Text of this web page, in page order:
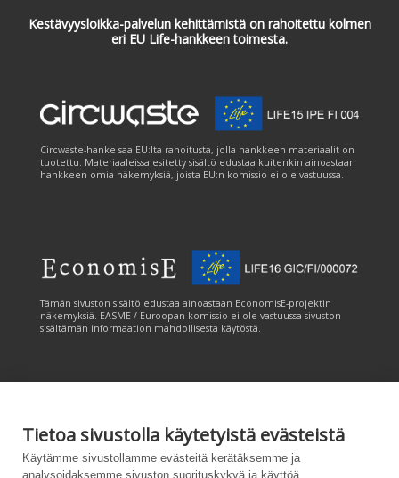
Tietoa sivustolla käytetyistä evästeistä
Käytämme sivustollamme evästeitä kerätäksemme ja
analysoidaksemme sivuston suorituskykyä ja käyttöä,
Kestävyysloikka-palvelun kehittämistä on rahoitettu kolmen
eri EU Life-hankkeen toimesta.
Circwaste-hanke saa EU:lta rahoitusta, jolla hankkeen materiaalit on
tuotettu. Materiaaleissa esitetty sisältö edustaa kuitenkin ainoastaan
hankkeen omia näkemyksiä, joista EU:n komissio ei ole vastuussa.
Tämän sivuston sisältö edustaa ainoastaan EconomisE-projektin
näkemyksiä. EASME / Euroopan komissio ei ole vastuussa sivuston
sisältämän informaation mahdollisesta käytöstä.
Tämän sivuston tuottamiseen on saatu rahoitusta Euroopan unionin
LIFE-ohjelmasta. Tämän sivuston sisältö edustaa ainoastaan